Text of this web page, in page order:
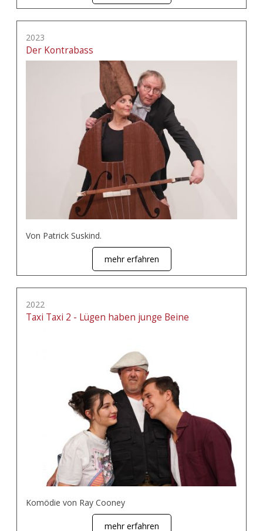
2023
Der Kontrabass
Von Patrick Suskind.
mehr erfahren
2022
Taxi Taxi 2 - Lügen haben junge Beine
Komödie von Ray Cooney
mehr erfahren